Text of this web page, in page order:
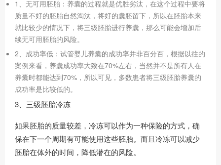
1、无可用胚胎：养囊的过程就是优胜劣汰，在这个过程中要将
质量不好的胚胎自然淘汰，将好的囊胚留下，所以在胚胎本来
就比较少的情况下，将三级胚胎进行养囊，那么可能会增加后
续无可用胚胎的风险。
2、成功率低：试管婴儿养囊的成功率并非百分百，根据以往的
案例来看，养囊成功率大致在70%左右，当然并不是所有人在
养囊时都能达到70%，所以可见，多数患者将三级胚胎养囊的
成功率是比较低的。
3、三级胚胎冷冻
如果胚胎的质量较差，冷冻可以作为一种保险的方式，确
保在下一个周期有可能使用这些胚胎。而且冷冻可以减少
胚胎在体外的时间，降低潜在的风险。